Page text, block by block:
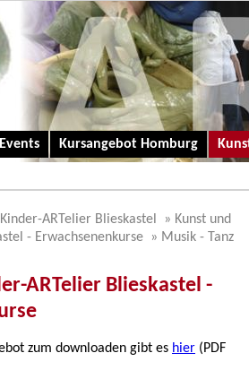
Events Kursangebot Homburg
ARTelier Blieskastel » Kunst und
- Erwachsenenkurse
» Musik - Tanz
ARTelier Blieskastel -
zum downloaden gibt es hier (PDF